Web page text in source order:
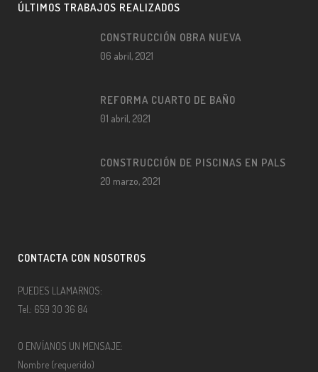
ÚLTIMOS TRABAJOS REALIZADOS
CONSTRUCCIÓN OBRA NUEVA
06 abril, 2021
REFORMA CUARTO DE BAÑO
01 abril, 2021
CONSTRUCCIÓN DE PISCINAS EN PALS
20 marzo, 2021
CONTACTA CON NOSOTROS
PUEDES LLAMARNOS:
Tel.: 659 30 36 84
O ENVÍANOS UN MENSAJE:
Nombre (requerido)